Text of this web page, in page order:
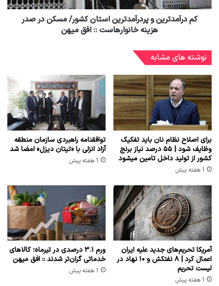
کم درآمدترین و پردرآمدترین استان کشور/ مسکن در صدر
هزینه خانوارهاست :: افق میهن
نوشته های مشابه
برای اصلاح نظام نان باید تفکیک
وظایف شود | ۵۵ درصد نیاز برنج
کشور از تولید داخل تامین میشود
1 هفته پیش
توافقنامه راهبردی سازمان منطقه
آزاد انزلی با «تیتان دیزل» امضا شد
1 هفته پیش
آمریکا تحریم‌های جدید علیه ایران
اعمال کرد | ۸ نفتکش و ۱۰ نهاد در
لیست تحریم
1 هفته پیش
ورم ۳.۱ درصدی در تیرماه؛ کالاهای
خدماتی گران‌تر شدند :: افق میهن
1 هفته پیش